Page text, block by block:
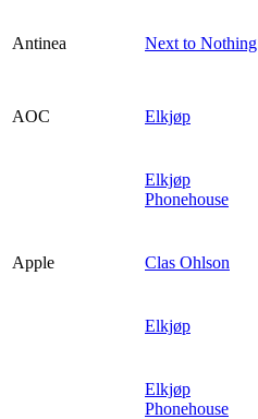
Antinea Next to Nothing
AOC Elkjøp
Elkjøp
Phonehouse
Apple Clas Ohlson
Elkjøp
Elkjøp
Phonehouse